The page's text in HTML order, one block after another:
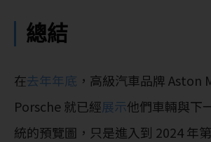
總結
在去年年底 ，高級汽車品牌 Aston
Porsche 就已經展示他們車輛與下
統的預覽圖，只是進入到 2024 年